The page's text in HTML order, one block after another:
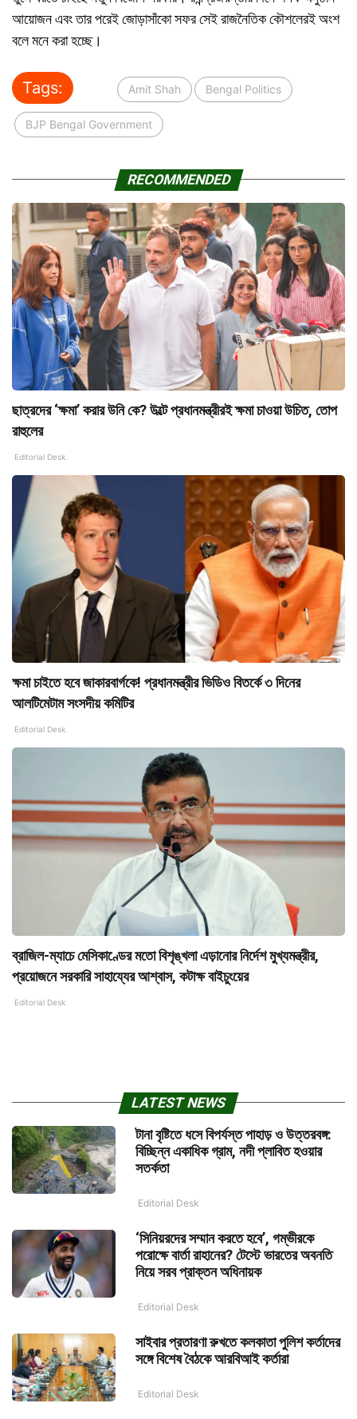
আয়োজন এবং তার পরেই জোড়াসাঁকো সফর সেই রাজনৈতিক কৌশলেরই অংশ
বলে মনে করা হচ্ছে।
Tags: Amit Shah Bengal Politics
BJP Bengal Government
RECOMMENDED
ছাত্রদের ‘ক্ষমা’ করার উনি কে? উল্টে প্রধানমন্ত্রীরই ক্ষমা চাওয়া উচিত, তোপ
রাহুলের
Editorial Desk
ক্ষমা চাইতে হবে জাকারবার্গকে! প্রধানমন্ত্রীর ভিডিও বিতর্কে ৩ দিনের
আলটিমেটাম সংসদীয় কমিটির
Editorial Desk
ব্রাজিল-ম্যাচে মেসিকাণ্ডের মতো বিশৃঙ্খলা এড়ানোর নির্দেশ মুখ্যমন্ত্রীর,
প্রয়োজনে সরকারি সাহায্যের আশ্বাস, কটাক্ষ বাইচুংয়ের
Editorial Desk
LATEST NEWS
টানা বৃষ্টিতে ধসে বিপর্যস্ত পাহাড় ও উত্তরবঙ্গ:
বিচ্ছিন্ন একাধিক গ্রাম, নদী প্লাবিত হওয়ার
সতর্কতা
Editorial Desk
‘সিনিয়রদের সম্মান করতে হবে’, গম্ভীরকে
পরোক্ষে বার্তা রাহানের? টেস্টে ভারতের অবনতি
নিয়ে সরব প্রাক্তন অধিনায়ক
Editorial Desk
সাইবার প্রতারণা রুখতে কলকাতা পুলিশ কর্তাদের
সঙ্গে বিশেষ বৈঠকে আরবিআই কর্তারা
Editorial Desk